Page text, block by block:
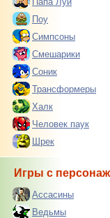
Поу
Симпсоны
Смешарики
Соник
Трансформеры
Халк
Человек паук
Шрек
Игры с
Ассасины
Ведьмы